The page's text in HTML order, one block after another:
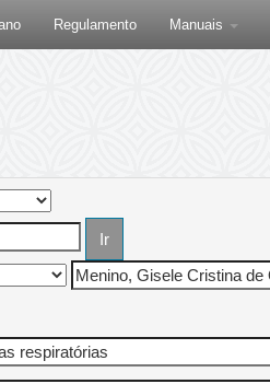
Regulamento Manuais